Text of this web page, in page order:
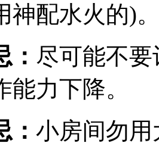
神配水火的)
尽可能不
力下降。
小房间勿